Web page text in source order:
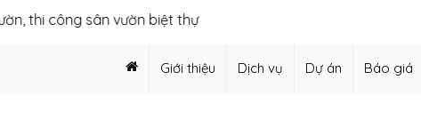
sân vườn biệt thự, thiết kế vườn Nhật, thiết kế hồ cá Koi,…
Giới thiệu Dịch vụ Dự án Báo giá